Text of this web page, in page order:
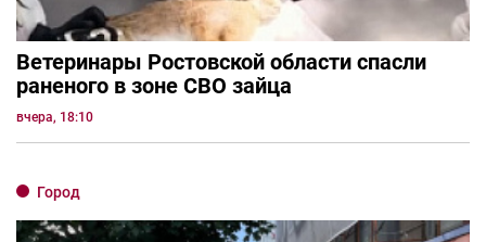
Ветеринары Ростовской области спасли
раненого в зоне СВО зайца
вчера, 18:10
Город